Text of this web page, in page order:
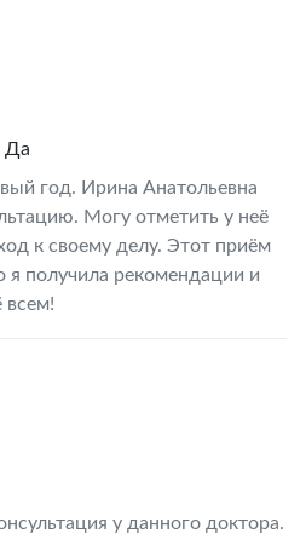
Да
год. Ирина Анатольевна
Могу отметить у неё
к своему делу. Этот приём
я получила рекомендации и
всем!
у данного доктора.